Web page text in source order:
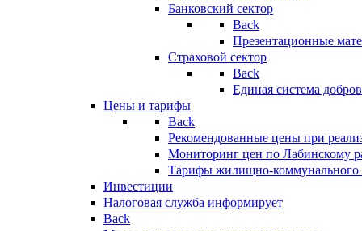
Банковский сектор
Back
Презентационные
Страховой сектор
Back
Единая система
Цены и тарифы
Back
Рекомендованные цены при
Мониторинг цен по Лабинскому
Тарифы жилищно-коммунального
Инвестиции
Налоговая служба информирует
Back